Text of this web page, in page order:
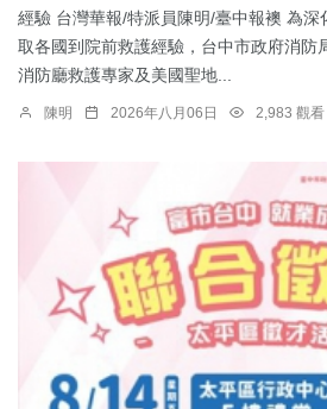
經驗 台灣華報/特派員陳明/臺中報襖 為深
取各國到院前救護經驗，台中市政府消防
消防廳救護專家及美國聖地...
陳明 2026年八月06日 2,983 觀看